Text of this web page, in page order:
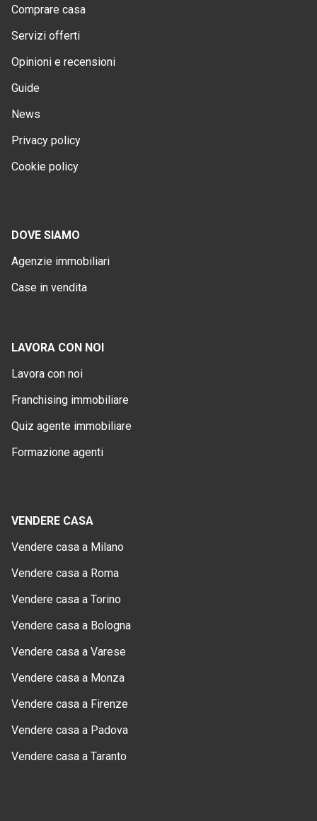
Comprare casa
Servizi offerti
Opinioni e recensioni
Guide
News
Privacy policy
Cookie policy
DOVE SIAMO
Agenzie immobiliari
Case in vendita
LAVORA CON NOI
Lavora con noi
Franchising immobiliare
Quiz agente immobiliare
Formazione agenti
VENDERE CASA
Vendere casa a Milano
Vendere casa a Roma
Vendere casa a Torino
Vendere casa a Bologna
Vendere casa a Varese
Vendere casa a Monza
Vendere casa a Firenze
Vendere casa a Padova
Vendere casa a Taranto